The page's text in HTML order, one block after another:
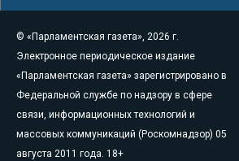
© «Парламентская газета», 2026 г.
Электронное периодическое издание
«Парламентская газета» зарегистрировано в
Федеральной службе по надзору в сфере
связи, информационных технологий и
массовых коммуникаций (Роскомнадзор) 05
августа 2011 года. 18+